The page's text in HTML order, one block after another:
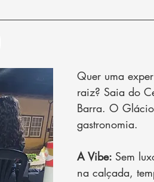
Quer uma
raiz? Saia do
Barra. O
gastronomia.
A Vibe: Sem
na calçada,